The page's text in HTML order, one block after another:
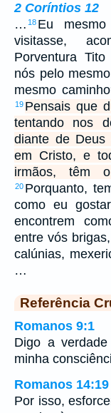
2 Coríntios 12
… 18 Eu
visitasse,
Porventura
nós pelo
mesmo
19 Pensais que
tentando nos
diante de Deus
em Cristo, e
irmãos, têm
20 Porquanto,
como eu
encontrem
entre vós
calúnias,
…
Referência
Romanos 9:1
Digo a
minha
Romanos 14:19
Por isso,